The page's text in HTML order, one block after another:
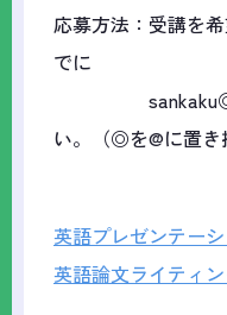
応募方法：受講を
でに
sankaku◎gifu-
い。（◎を@に置き
英語プレゼンテー
英語論文ライティ